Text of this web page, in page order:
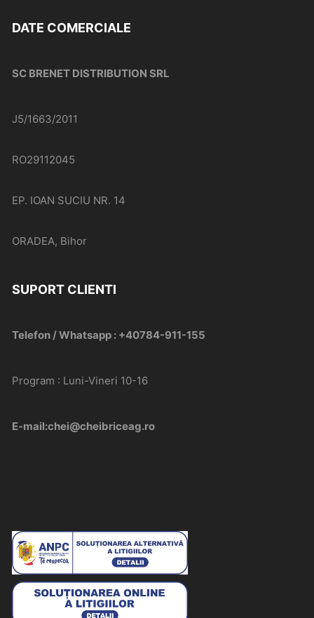
DATE COMERCIALE
SC BRENET DISTRIBUTION SRL
J5/1663/2011
RO29112045
EP. IOAN SUCIU NR. 14
ORADEA, Bihor
SUPORT CLIENTI
Telefon / Whatsapp : +40784-911-155
Program : Luni-Vineri 10-16
E-mail:chei@cheibriceag.ro